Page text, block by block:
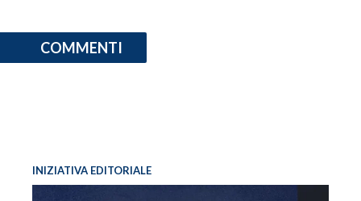
COMMENTI
INIZIATIVA EDITORIALE